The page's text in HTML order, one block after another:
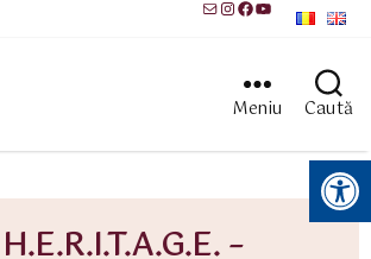
MailInstagram
Facebook
YouTube
Meniu Caută
Instrumente pentru accesibilitate
–